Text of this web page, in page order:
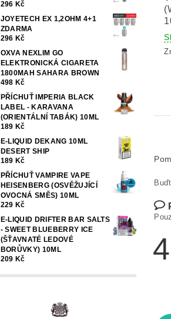
296 Kč
JOYETECH EX 1,2OHM 4+1
ZDARMA
296 Kč
OXVA NEXLIM GO
ELEKTRONICKÁ CIGARETA
1800MAH SAHARA BROWN
498 Kč
PŘÍCHUŤ IMPERIA BLACK
LABEL - KARAVANA
(ORIENTÁLNÍ TABÁK) 10ML
189 Kč
E-LIQUID DEKANG 10ML
DESERT SHIP
189 Kč
PŘÍCHUŤ VAMPIRE VAPE
HEISENBERG (OSVĚŽUJÍCÍ
OVOCNÁ SMĚS) 10ML
229 Kč
E-LIQUID DRIFTER BAR SALTS
- SWEET BLUEBERRY ICE
(ŠŤAVNATÉ LEDOVÉ
BORŮVKY) 10ML
209 Kč